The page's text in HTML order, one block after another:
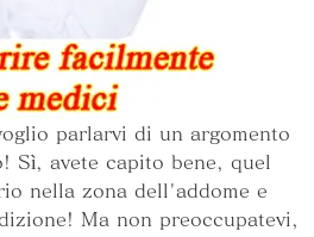
parlarvi di un argomento
Sì, avete capito bene, quel
nella zona dell'addome e
Ma non preoccupatevi,